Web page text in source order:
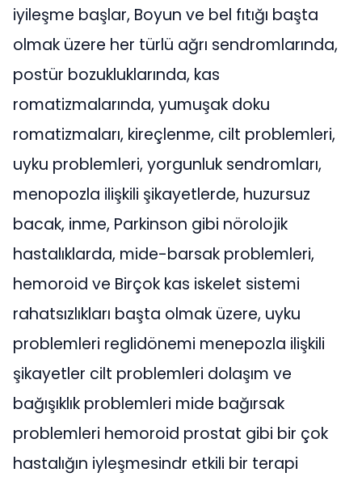
iyileşme başlar, Boyun ve bel fıtığı başta
olmak üzere her türlü ağrı sendromlarında,
postür bozukluklarında, kas
romatizmalarında, yumuşak doku
romatizmaları, kireçlenme, cilt problemleri,
uyku problemleri, yorgunluk sendromları,
menopozla ilişkili şikayetlerde, huzursuz
bacak, inme, Parkinson gibi nörolojik
hastalıklarda, mide-barsak problemleri,
hemoroid ve Birçok kas iskelet sistemi
rahatsızlıkları başta olmak üzere, uyku
problemleri reglidönemi menepozla ilişkili
şikayetler cilt problemleri dolaşım ve
bağışıklık problemleri mide bağırsak
problemleri hemoroid prostat gibi bir çok
hastalığın iyleşmesindr etkili bir terapi